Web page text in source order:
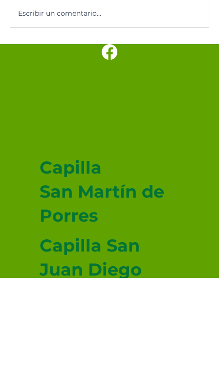
Escribir un comentario...
Capilla
San Martín de
Porres
Capilla San
Juan Diego